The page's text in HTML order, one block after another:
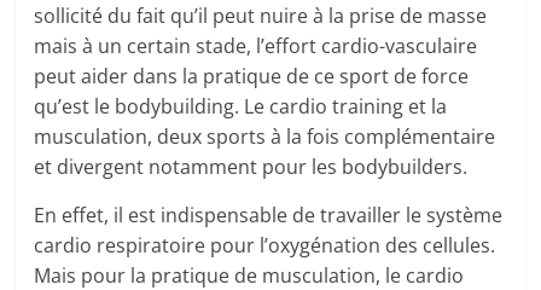
sollicité du fait qu’il peut nuire à la prise de masse
mais à un certain stade, l’effort cardio-vasculaire
peut aider dans la pratique de ce sport de force
qu’est le bodybuilding. Le cardio training et la
musculation, deux sports à la fois complémentaire
et divergent notamment pour les bodybuilders.
En effet, il est indispensable de travailler le système
cardio respiratoire pour l’oxygénation des cellules.
Mais pour la pratique de musculation, le cardio